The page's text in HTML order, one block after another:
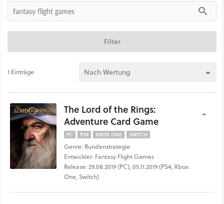
Filter
1 Einträge
The Lord of the Rings:
Adventure Card Game
PC PS4 XBOX ONE SWITCH
Genre: Rundenstrategie
Entwickler: Fantasy Flight Games
Release: 29.08.2019 (PC), 05.11.2019 (PS4, Xbox
One, Switch)
-